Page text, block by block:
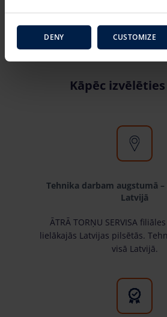
TO CART
Kāpēc
Tehnika darbam augstumā –
Latvijā
ĀTRĀ TORŅU SERVISA
lielākajās Latvijas pilsētās.
visā Latvijā.
DENY CUSTOMIZE